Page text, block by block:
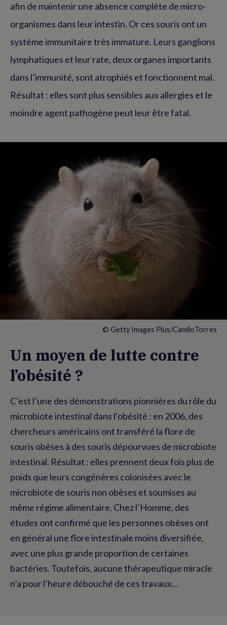
afin de maintenir une absence complète de micro-
organismes dans leur intestin. Or ces souris ont un
système immunitaire très immature. Leurs ganglions
lymphatiques et leur rate, deux organes importants
dans l’immunité, sont atrophiés et fonctionnent mal.
Résultat : elles sont plus sensibles aux allergies et le
moindre agent pathogène peut leur être fatal.
Un moyen de lutte contre
l’obésité ?
C’est l’une des démonstrations pionnières du rôle du
microbiote intestinal dans l’obésité : en 2006, des
chercheurs américains ont transféré la flore de
souris obèses à des souris dépourvues de microbiote
intestinal. Résultat : elles prennent deux fois plus de
poids que leurs congénères colonisées avec le
microbiote de souris non obèses et soumises au
même régime alimentaire. Chez l’Homme, des
études ont confirmé que les personnes obèses ont
en général une flore intestinale moins diversifiée,
avec une plus grande proportion de certaines
bactéries. Toutefois, aucune thérapeutique miracle
n’a pour l’heure débouché de ces travaux…
© Getty Images Plus/CamiloTorres